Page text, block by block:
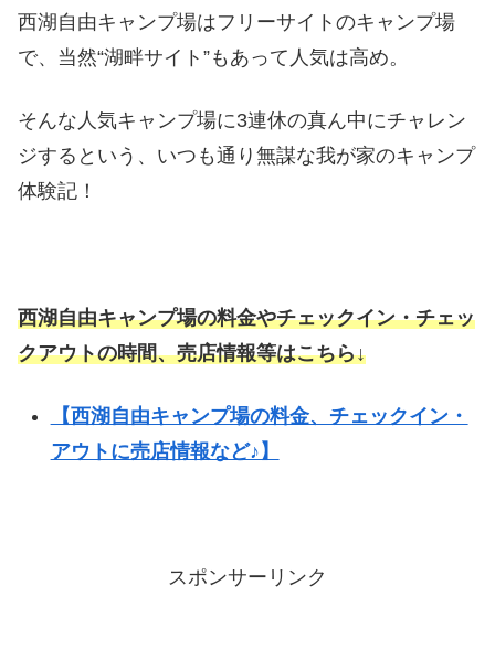
西湖自由キャンプ場はフリーサイトのキャンプ場
で、当然“湖畔サイト”もあって人気は高め。
そんな人気キャンプ場に3連休の真ん中にチャレン
ジするという、いつも通り無謀な我が家のキャンプ
体験記！
西湖自由キャンプ場の料金やチェックイン・チェッ
クアウトの時間、売店情報等はこちら↓
【西湖自由キャンプ場の料金、チェックイン・
アウトに売店情報など♪】
スポンサーリンク